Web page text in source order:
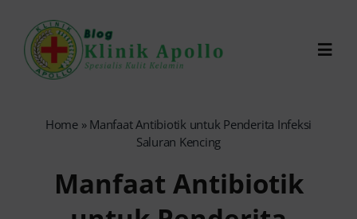
content
Home» Manfaat Antibiotik untuk Penderita Infeksi
Saluran Kencing
Manfaat Antibiotik